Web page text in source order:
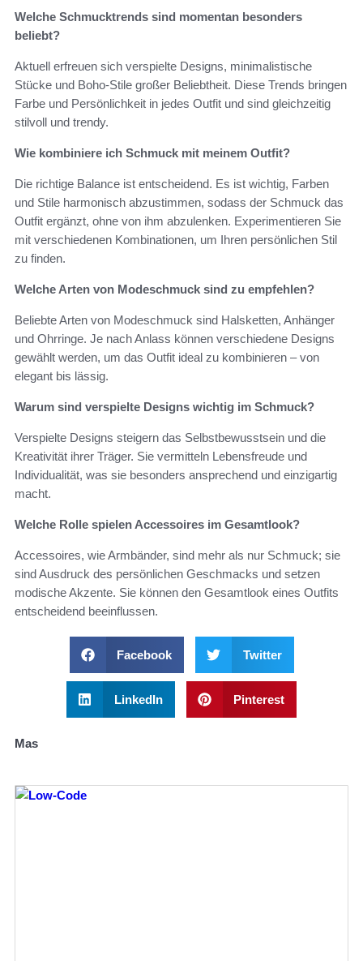
Welche Schmucktrends sind momentan besonders
beliebt?
Aktuell erfreuen sich verspielte Designs, minimalistische
Stücke und Boho-Stile großer Beliebtheit. Diese Trends bringen
Farbe und Persönlichkeit in jedes Outfit und sind gleichzeitig
stilvoll und trendy.
Wie kombiniere ich Schmuck mit meinem Outfit?
Die richtige Balance ist entscheidend. Es ist wichtig, Farben
und Stile harmonisch abzustimmen, sodass der Schmuck das
Outfit ergänzt, ohne von ihm abzulenken. Experimentieren Sie
mit verschiedenen Kombinationen, um Ihren persönlichen Stil
zu finden.
Welche Arten von Modeschmuck sind zu empfehlen?
Beliebte Arten von Modeschmuck sind Halsketten, Anhänger
und Ohrringe. Je nach Anlass können verschiedene Designs
gewählt werden, um das Outfit ideal zu kombinieren – von
elegant bis lässig.
Warum sind verspielte Designs wichtig im Schmuck?
Verspielte Designs steigern das Selbstbewusstsein und die
Kreativität ihrer Träger. Sie vermitteln Lebensfreude und
Individualität, was sie besonders ansprechend und einzigartig
macht.
Welche Rolle spielen Accessoires im Gesamtlook?
Accessoires, wie Armbänder, sind mehr als nur Schmuck; sie
sind Ausdruck des persönlichen Geschmacks und setzen
modische Akzente. Sie können den Gesamtlook eines Outfits
entscheidend beeinflussen.
Facebook Twitter
LinkedIn Pinterest
Mas